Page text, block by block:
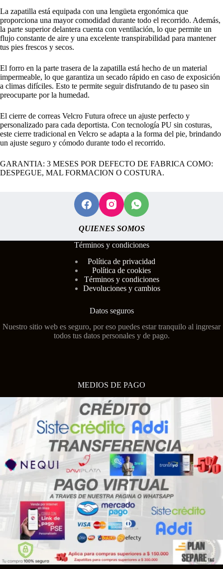
La zapatilla está equipada con una lengüeta ergonómica que
proporciona una mayor comodidad durante todo el recorrido. Además,
la parte superior delantera cuenta con ventilación, lo que permite un
flujo constante de aire y una excelente transpirabilidad para mantener
tus pies frescos y secos.
El forro en la parte trasera de la zapatilla está hecho de un material
impermeable, lo que garantiza un secado rápido en caso de exposición
a climas difíciles. Esto te permite seguir disfrutando de tu paseo sin
preocuparte por la humedad.
El cierre de correas Velcro Futura ofrece un ajuste perfecto y
personalizado para cada deportista. Con tecnología PU sin costuras,
este cierre tradicional en Velcro se adapta a la forma del pie, brindando
un ajuste seguro y cómodo durante todo el recorrido.
GARANTIA: 3 MESES POR DEFECTO DE FABRICA COMO:
DESPEGUE, MAL FORMACION O COSTURA.
QUIENES SOMOS
Términos y condiciones
Política de privacidad
Política de cookies
Términos y condiciones
Devoluciones y cambios
Datos seguros
Nuestro sitio web es seguro, por eso puedes estar tranquilo al ingresar
todos tus datos personales y de pago.
MEDIOS DE PAGO